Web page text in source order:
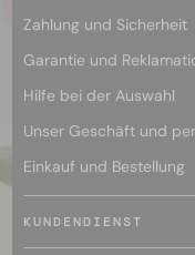
Zahlung und Sicherheit
Garantie und
Hilfe bei der Auswahl
Unser Geschäft und
Einkauf und Bestellung
KUNDENDIENST